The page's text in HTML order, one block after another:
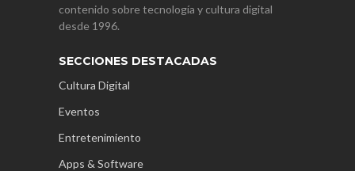
contenido sobre tecnología y cultura digital
desde 1996.
SECCIONES DESTACADAS
Cultura Digital
Eventos
Entretenimiento
Apps & Software